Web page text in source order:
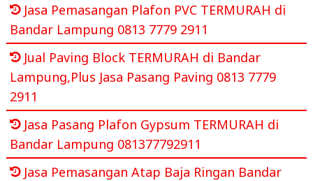
Jasa Pemasangan Plafon PVC TERMURAH di
Bandar Lampung 0813 7779 2911
Jual Paving Block TERMURAH di Bandar
Lampung,Plus Jasa Pasang Paving 0813 7779
2911
Jasa Pasang Plafon Gypsum TERMURAH di
Bandar Lampung 081377792911
Jasa Pemasangan Atap Baja Ringan Bandar